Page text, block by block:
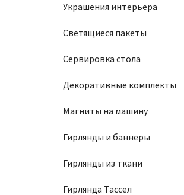
Украшения интерьера
Светящиеся пакеты
Сервировка стола
Декоративные комплекты
Магниты на машину
Гирлянды и баннеры
Гирлянды из ткани
Гирлянда Тассел